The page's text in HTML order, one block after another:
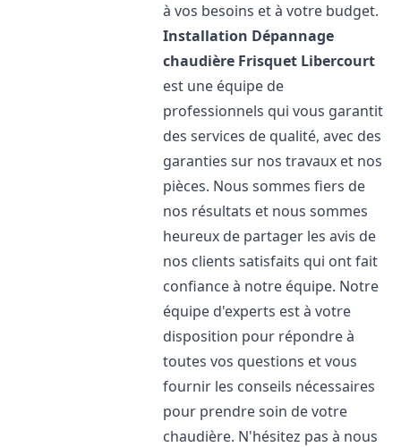
à vos besoins et à votre budget.
Installation Dépannage
chaudière Frisquet Libercourt
est une équipe de
professionnels qui vous garantit
des services de qualité, avec des
garanties sur nos travaux et nos
pièces. Nous sommes fiers de
nos résultats et nous sommes
heureux de partager les avis de
nos clients satisfaits qui ont fait
confiance à notre équipe. Notre
équipe d'experts est à votre
disposition pour répondre à
toutes vos questions et vous
fournir les conseils nécessaires
pour prendre soin de votre
chaudière. N'hésitez pas à nous